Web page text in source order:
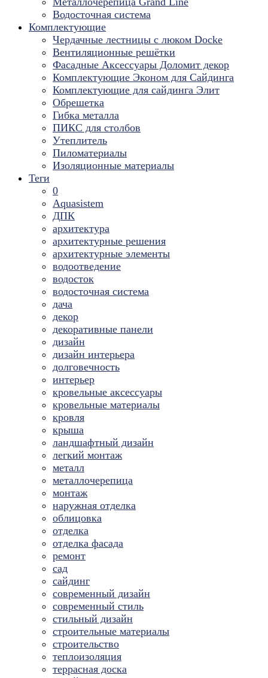
Водосточная система
Комплектующие
Чердачные лестницы с люком Docke
Вентиляционные решётки
Фасадные Аксессуары Доломит декор
Комплектующие Эконом для Сайдинга
Комплектующие для cайдинга Элит
Обрешетка
Гибка металла
ПИКС для столбов
Утеплитель
Пиломатериалы
Изоляционные материалы
Теги
0
Aquasistem
ДПК
архитектура
архитектурные решения
архитектурные элементы
водоотведение
водосток
водосточная система
дача
декор
декоративные панели
дизайн
дизайн интерьера
долговечность
интерьер
кровельные аксессуары
кровельные материалы
кровля
крыша
ландшафтный дизайн
легкий монтаж
металл
металлочерепица
монтаж
наружная отделка
облицовка
отделка
отделка фасада
ремонт
сад
сайдинг
современный дизайн
современный стиль
стильный дизайн
строительные материалы
строительство
теплоизоляция
террасная доска